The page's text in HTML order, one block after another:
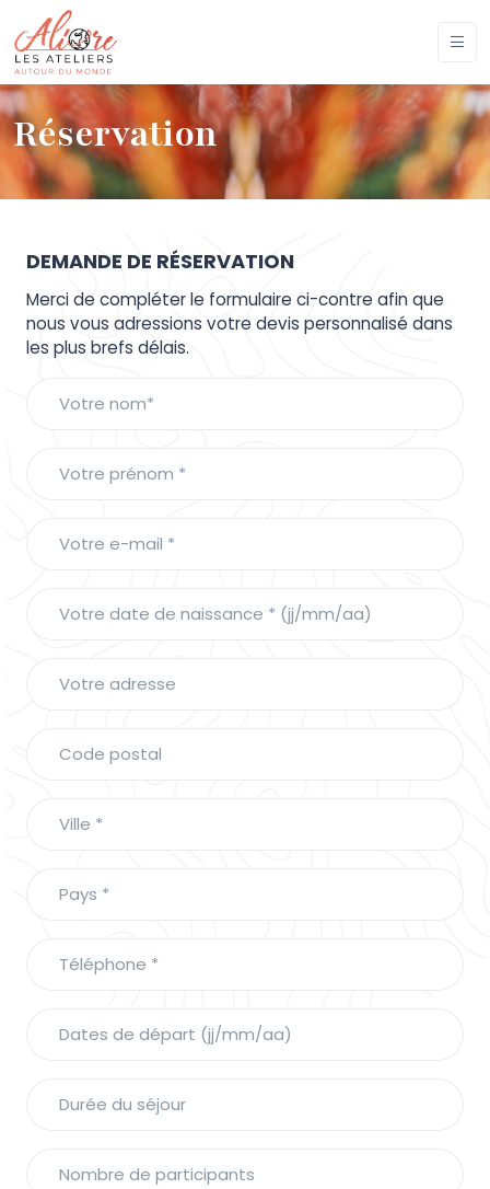
Réservation
DEMANDE DE RÉSERVATION
Merci de compléter le formulaire ci-contre afin que
nous vous adressions votre devis personnalisé dans
les plus brefs délais.